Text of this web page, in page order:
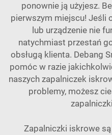
ponownie ją użyjesz.
pierwszym miejscu! Jeśli
lub urządzenie nie
natychmiast przestań
obsługą klienta. Debang
pomóc w razie
naszych zapalniczek
problemy, możesz
Zapalniczki iskrowe